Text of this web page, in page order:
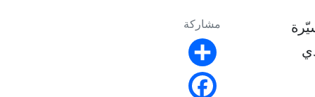
مشاركة
Share